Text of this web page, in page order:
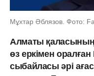
Мұхтар Әблязов. Фото:
Алматы қаласының
өз еркімен
сыбайласы әрі